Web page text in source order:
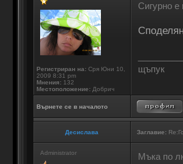
Регистриран на:Сря Юни 10,
2009 8:31 pm
Мнения:132
Местоположение:Добрич
Сигурно е
щъпук
Върнете се в началото
Десислава Заглавие:
Administrator Мъка по